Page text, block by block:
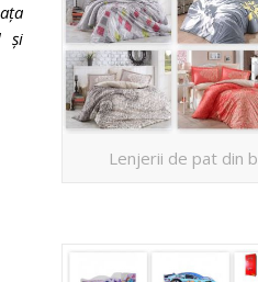
și
Lenjerii de pat din